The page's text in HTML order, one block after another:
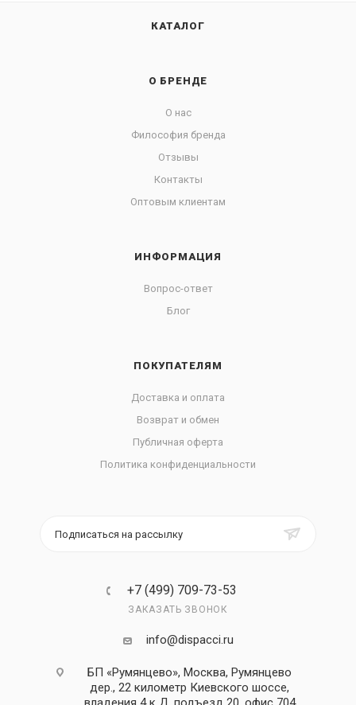
КАТАЛОГ
О БРЕНДЕ
О нас
Философия бренда
Отзывы
Контакты
Оптовым клиентам
ИНФОРМАЦИЯ
Вопрос-ответ
Блог
ПОКУПАТЕЛЯМ
Доставка и оплата
Возврат и обмен
Публичная оферта
Политика конфиденциальности
Подписаться на рассылку
+7 (499) 709-73-53
ЗАКАЗАТЬ ЗВОНОК
info@dispacci.ru
БП «Румянцево», Москва, Румянцево
дер., 22 километр Киевского шоссе,